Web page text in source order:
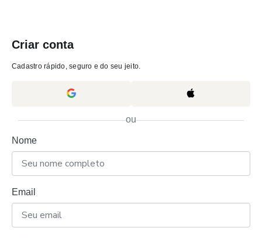
Criar conta
Cadastro rápido, seguro e do seu jeito.
ou
Nome
Email